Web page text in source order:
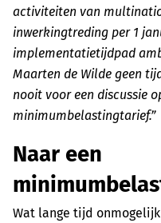
activiteiten van
inwerkingtreding per 1
implementatietijdpad
Maarten de Wilde geen
nooit voor een discussie
minimumbelastingtarief.”
Naar een
Wat lange tijd